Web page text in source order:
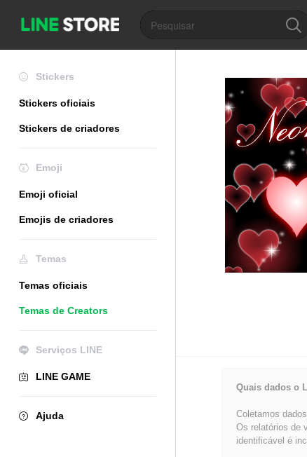
Stickers
Stickers oficiais
Stickers de criadores
Emoji
Emoji oficial
Emojis de criadores
Temas
Temas oficiais
Temas de Creators
Serviços LINE
LINE GAME
Ajuda
Quais dados o
Coletamos
Os relatórios de
identificável é